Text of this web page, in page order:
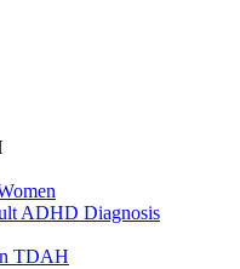
ADHD Diagnosis
TDAH